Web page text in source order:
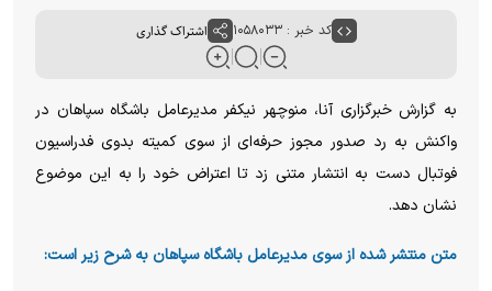
کد خبر : ۱۰۵۸۰۳۳ اشتراک گذاری
به گزارش خبرگزاری آنا، منوچهر نیکفر مدیرعامل باشگاه سپاهان در
واکنش به رد صدور مجوز حرفه‌ای از سوی کمیته بدوی فدراسیون
فوتبال دست به انتشار متنی زد تا اعتراض خود را به این موضوع
نشان دهد.
متن منتشر شده از سوی مدیرعامل باشگاه سپاهان به شرح زیر است: